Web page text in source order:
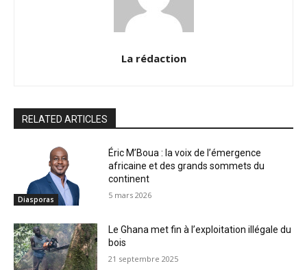
La rédaction
RELATED ARTICLES
Diasporas
Éric M’Boua : la voix de l’émergence
africaine et des grands sommets du
continent
5 mars 2026
Le Ghana met fin à l’exploitation illégale du
bois
21 septembre 2025